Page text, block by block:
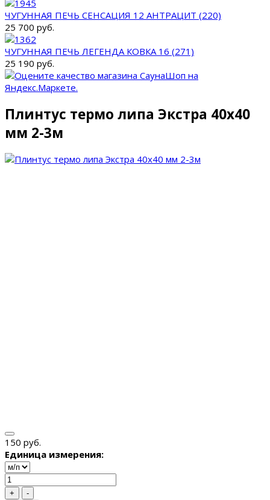
ЧУГУННАЯ ПЕЧЬ СЕНСАЦИЯ 12 АНТРАЦИТ (220)
25 700 руб.
ЧУГУННАЯ ПЕЧЬ ЛЕГЕНДА КОВКА 16 (271)
25 190 руб.
Плинтус термо липа Экстра 40x40
мм 2-3м
150 руб.
Единица измерения:
+
-